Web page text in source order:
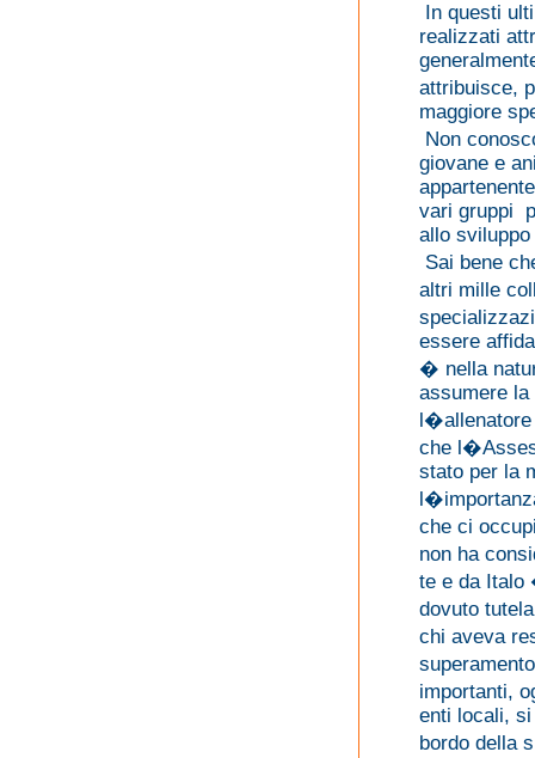
In questi
realizzati
attribuisce,
maggiore
Non
giovane e
vari gruppi
allo
Sai bene
altri mille
essere
� nella
assumere la
l�allenatore
che
stato per la
che ci
non ha
te e da Italo
dovuto
chi aveva
importanti,
enti locali,
bordo della